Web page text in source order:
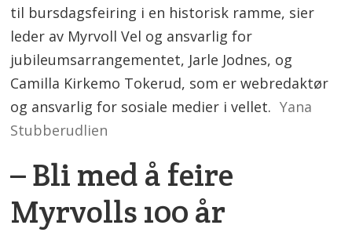
til bursdagsfeiring i en historisk ramme, sier
leder av Myrvoll Vel og ansvarlig for
jubileumsarrangementet, Jarle Jodnes, og
Camilla Kirkemo Tokerud, som er webredaktør
og ansvarlig for sosiale medier i vellet. Yana
Stubberudlien
– Bli med å feire
Myrvolls 100 år